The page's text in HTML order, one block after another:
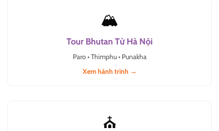
🏔
Tour Bhutan Từ Hà Nội
Paro • Thimphu • Punakha
Xem hành trình →
⛪